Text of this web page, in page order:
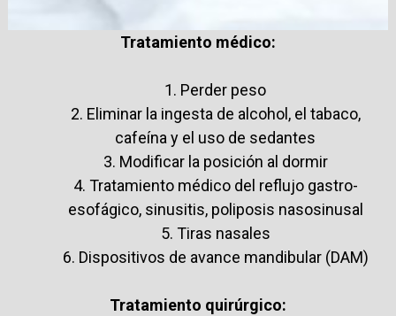
Tratamiento médico:
1. Perder peso
2. Eliminar la ingesta de alcohol, el tabaco,
cafeína y el uso de sedantes
3. Modificar la posición al dormir
4. Tratamiento médico del reflujo gastro-
esofágico, sinusitis, poliposis nasosinusal
5. Tiras nasales
6. Dispositivos de avance mandibular (DAM)
Tratamiento quirúrgico: